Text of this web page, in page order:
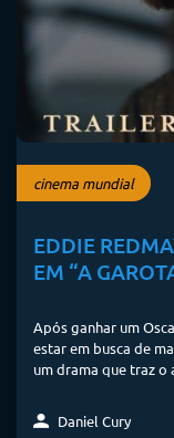
cinema mundial
EDDIE
EM “A
Após ganhar um
estar em busca de
um drama que traz o
Daniel Cury